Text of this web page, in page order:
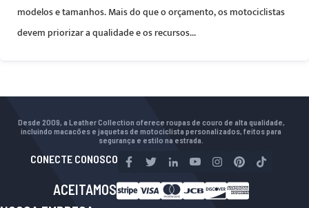
modelos e tamanhos. Mais do que o orçamento, os motociclistas
devem priorizar a qualidade e os recursos...
Desde 2009, a Leather Collection oferece roupas de couro de alta qualidade,
incluindo macacões e jaquetas de motociclista personalizados, feitos para
segurança e estilo na estrada.
CONECTE CONOSCO
ACEITAMOS